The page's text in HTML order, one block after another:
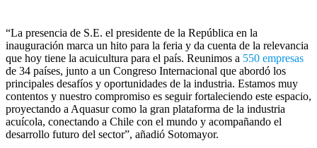
“La presencia de S.E. el presidente de la República en la
inauguración marca un hito para la feria y da cuenta de la relevancia
que hoy tiene la acuicultura para el país. Reunimos a 550 empresas
de 34 países, junto a un Congreso Internacional que abordó los
principales desafíos y oportunidades de la industria. Estamos muy
contentos y nuestro compromiso es seguir fortaleciendo este espacio,
proyectando a Aquasur como la gran plataforma de la industria
acuícola, conectando a Chile con el mundo y acompañando el
desarrollo futuro del sector”, añadió Sotomayor.